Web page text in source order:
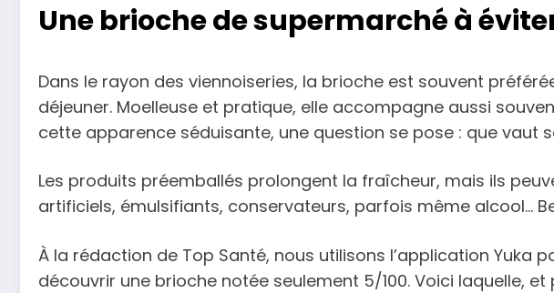
Une brioche de supermarché à
Dans le rayon des viennoiseries, la brioche est souvent
déjeuner. Moelleuse et pratique, elle accompagne aussi
cette apparence séduisante, une question se pose : que
Les produits préemballés prolongent la fraîcheur, mais ils
artificiels, émulsifiants, conservateurs, parfois même alcool…
À la rédaction de Top Santé, nous utilisons l’application Yuka
découvrir une brioche notée seulement 5/100. Voici laquelle,